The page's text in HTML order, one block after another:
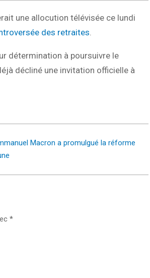
une allocution télévisée ce lundi
des retraites.
détermination à poursuivre le
décliné une invitation officielle à
Macron a promulgué la réforme
*